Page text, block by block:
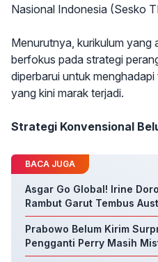
Nasional Indonesia (Sesko
Menurutnya, kurikulum yang
berfokus pada strategi
diperbarui untuk
yang kini marak terjadi.
Strategi Konvensional
BACA JUGA
Asgar Go Global! Irine
Rambut Garut Tembus
Prabowo Belum Kirim
Pengganti Perry Masih